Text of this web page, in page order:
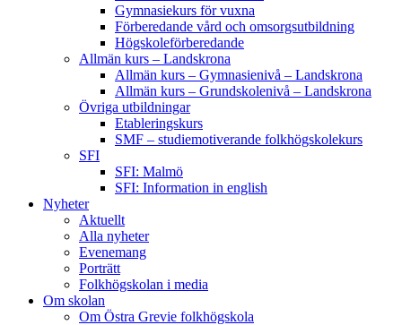
Gymnasiekurs för vuxna
Förberedande vård och omsorgsutbildning
Högskoleförberedande
Allmän kurs – Landskrona
Allmän kurs – Gymnasienivå – Landskrona
Allmän kurs – Grundskolenivå – Landskrona
Övriga utbildningar
Etableringskurs
SMF – studiemotiverande folkhögskolekurs
SFI
SFI: Malmö
SFI: Information in english
Nyheter
Aktuellt
Alla nyheter
Evenemang
Porträtt
Folkhögskolan i media
Om skolan
Om Östra Grevie folkhögskola